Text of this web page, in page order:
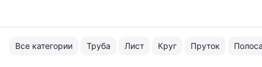
Все категории Труба Лист Круг Пруток